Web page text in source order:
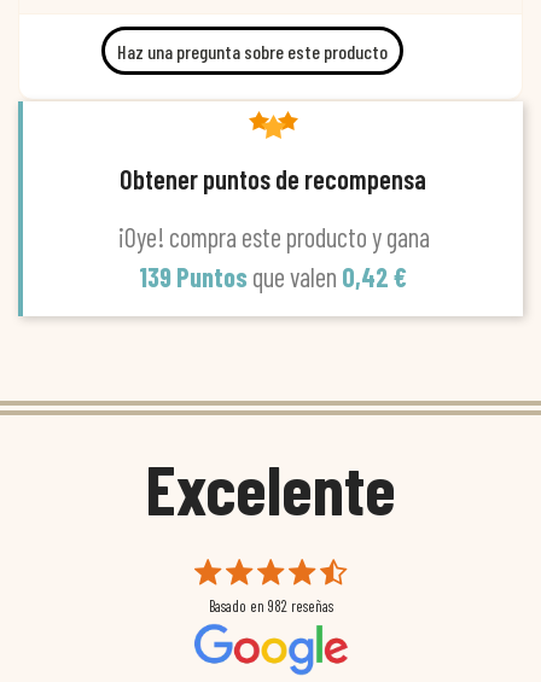
Haz una pregunta sobre este producto
Obtener puntos de recompensa
¡Oye! compra este producto y gana
139 Puntos que valen 0,42 €
Excelente
Basado en 982 reseñas